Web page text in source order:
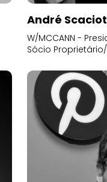
André
W/MCCANN -
Sócio